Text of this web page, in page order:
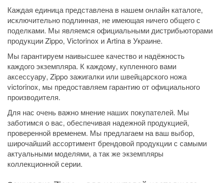
Каждая единица представлена в нашем онлайн каталоге,
исключительно подлинная, не имеющая ничего общего с
поделками. Мы являемся официальными дистрибьюторами
продукции Zippo, Victorinox и Artina в Украине.
Мы гарантируем наивысшее качество и надёжность
каждого экземпляра. К каждому, купленного вами
аксессуару, Zippo зажигалки или швейцарского ножа
victorinox, мы предоставляем гарантию от официального
производителя.
Для нас очень важно мнение наших покупателей. Мы
заботимся о вас, обеспечивая надежной продукцией,
проверенной временем. Мы предлагаем на ваш выбор,
широчайший ассортимент брендовой продукции с самыми
актуальными моделями, а так же экземпляры
коллекционной серии.